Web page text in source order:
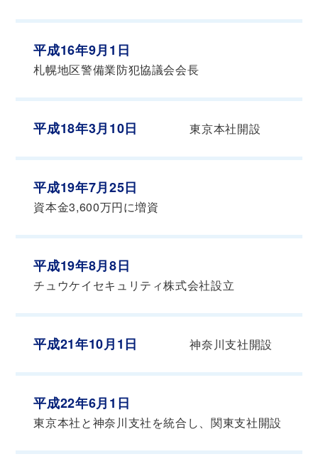
平成16年9月1日
札幌地区警備業防犯協議会会長
平成18年3月10日 東京本社開設
平成19年7月25日
資本金3,600万円に増資
平成19年8月8日
チュウケイセキュリティ株式会社設立
平成21年10月1日 神奈川支社開設
平成22年6月1日
東京本社と神奈川支社を統合し、関東支社開設